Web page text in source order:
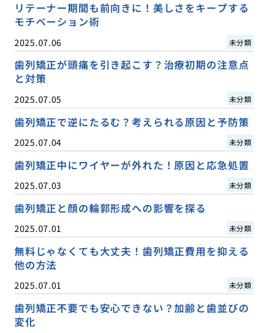
リテーナー期間も前向きに！美しさをキープする
モチベーション術
2025.07.06 未分類
歯列矯正が頭痛を引き起こす？治療初期の注意点
と対策
2025.07.05 未分類
歯列矯正で逆にたるむ？考えられる原因と予防策
2025.07.04 未分類
歯列矯正中にワイヤーが外れた！原因と応急処置
2025.07.03 未分類
歯列矯正と顔の輪郭形成への影響を探る
2025.07.01 未分類
無料じゃなくても大丈夫！歯列矯正費用を抑える
他の方法
2025.07.01 未分類
歯列矯正不要でも安心できない？加齢と歯並びの
変化